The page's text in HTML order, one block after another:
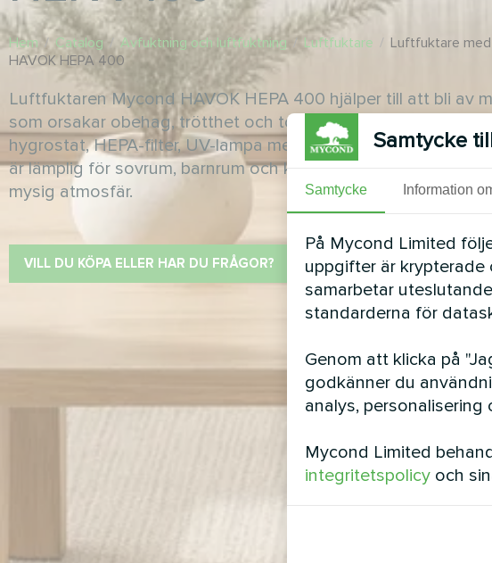
Hem / Catalog / Avfuktning och luftfuktning Luftfuktare / Luftfuktare
HAVOK HEPA 400
Luftfuktaren Mycond HAVOK HEPA 400 hjälper till att bli av
som orsakar obehag, trötthet och torr hud. Utrustad med Wi-
hygrostat, HEPA-filter, UV-lampa med timer och nattläge. Den
är lämplig för sovrum, barnrum och kontor och skapar en
mysig atmosfär.
VILL DU KÖPA ELLER HAR DU FRÅGOR?
Samtycke
Samtycke Information
På Mycond Limited
uppgifter är
samarbetar
standarderna för
Genom att klicka på
godkänner du
analys,
Mycond Limited
integritetspolicy och